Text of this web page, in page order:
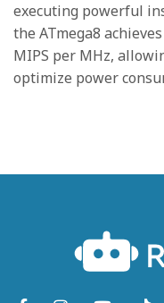
executing powerful
the ATmega8
MIPS per MHz,
optimize power